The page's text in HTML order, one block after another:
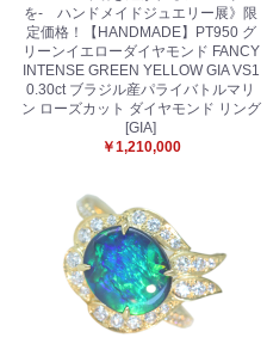
を- ハンドメイドジュエリー展》限
定価格！【HANDMADE】PT950 グ
リーンイエローダイヤモンド FANCY
INTENSE GREEN YELLOW GIA VS1
0.30ct ブラジル産パライバトルマリ
ン ローズカット ダイヤモンド リング
[GIA]
￥1,210,000